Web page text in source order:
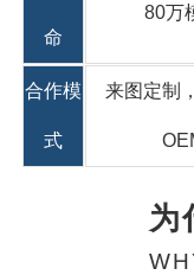
命
80万
合作模
式
来图定制
为